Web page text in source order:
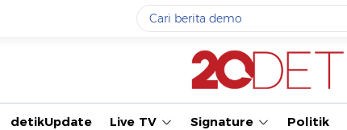
Yang sedang ramai dicari
data live draw sgp
detikUpdate Live TV Signature Politik